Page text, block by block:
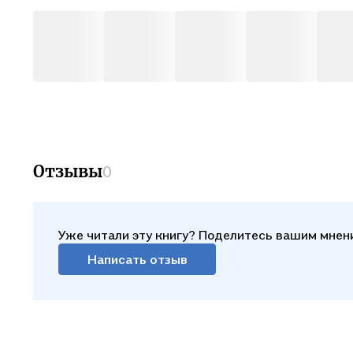
Отзывы0
Уже читали эту книгу? Поделитесь вашим
Написать отзыв